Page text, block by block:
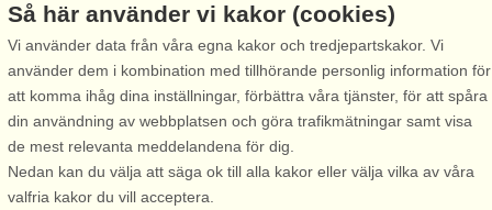
Stugnr: 65216
6 personer, 85 m²
2,5 km till sjö/hav:.
Så här använder vi kakor (cookies)
Vi använder data från våra egna kakor och tredjepartskakor. Vi
använder dem i kombination med tillhörande personlig information för
att komma ihåg dina inställningar, förbättra våra tjänster, för att spåra
din användning av webbplatsen och göra trafikmätningar samt visa
de mest relevanta meddelandena för dig.
Nedan kan du välja att säga ok till alla kakor eller välja vilka av våra
valfria kakor du vill acceptera.